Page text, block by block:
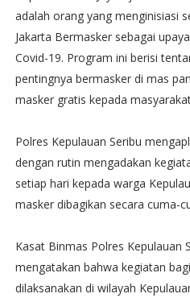
adalah orang yang menginisiasi
Jakarta Bermasker sebagai
Covid-19. Program ini berisi
pentingnya bermasker di mas
masker gratis kepada
Polres Kepulauan Seribu
dengan rutin mengadakan
setiap hari kepada warga
masker dibagikan secara cuma-
Kasat Binmas Polres Kepulauan
mengatakan bahwa kegiatan
dilaksanakan di wilayah